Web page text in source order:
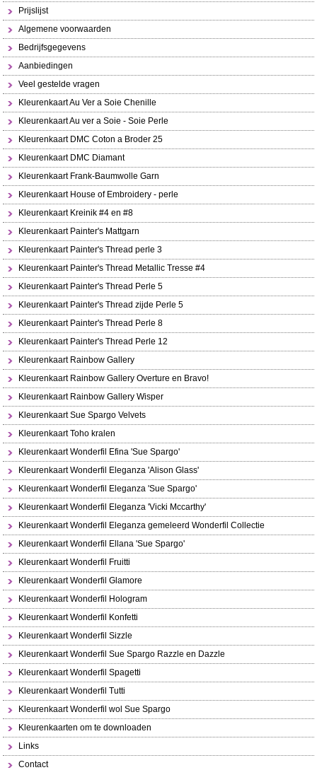
Prijslijst
Algemene voorwaarden
Bedrijfsgegevens
Aanbiedingen
Veel gestelde vragen
Kleurenkaart Au Ver a Soie Chenille
Kleurenkaart Au ver a Soie - Soie Perle
Kleurenkaart DMC Coton a Broder 25
Kleurenkaart DMC Diamant
Kleurenkaart Frank-Baumwolle Garn
Kleurenkaart House of Embroidery - perle
Kleurenkaart Kreinik #4 en #8
Kleurenkaart Painter's Mattgarn
Kleurenkaart Painter's Thread perle 3
Kleurenkaart Painter's Thread Metallic Tresse #4
Kleurenkaart Painter's Thread Perle 5
Kleurenkaart Painter's Thread zijde Perle 5
Kleurenkaart Painter's Thread Perle 8
Kleurenkaart Painter's Thread Perle 12
Kleurenkaart Rainbow Gallery
Kleurenkaart Rainbow Gallery Overture en Bravo!
Kleurenkaart Rainbow Gallery Wisper
Kleurenkaart Sue Spargo Velvets
Kleurenkaart Toho kralen
Kleurenkaart Wonderfil Efina 'Sue Spargo'
Kleurenkaart Wonderfil Eleganza 'Alison Glass'
Kleurenkaart Wonderfil Eleganza 'Sue Spargo'
Kleurenkaart Wonderfil Eleganza 'Vicki Mccarthy'
Kleurenkaart Wonderfil Eleganza gemeleerd Wonderfil Collectie
Kleurenkaart Wonderfil Ellana 'Sue Spargo'
Kleurenkaart Wonderfil Fruitti
Kleurenkaart Wonderfil Glamore
Kleurenkaart Wonderfil Hologram
Kleurenkaart Wonderfil Konfetti
Kleurenkaart Wonderfil Sizzle
Kleurenkaart Wonderfil Sue Spargo Razzle en Dazzle
Kleurenkaart Wonderfil Spagetti
Kleurenkaart Wonderfil Tutti
Kleurenkaart Wonderfil wol Sue Spargo
Kleurenkaarten om te downloaden
Links
Contact